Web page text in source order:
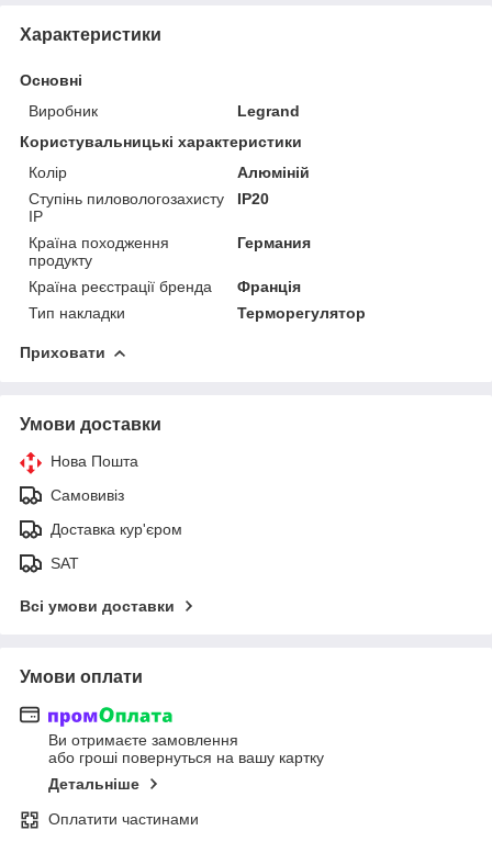
Характеристики
Основні
Виробник
Legrand
Користувальницькі характеристики
Колір
Алюміній
Ступінь пиловологозахисту
IP
IP20
Країна походження
продукту
Германия
Країна реєстрації бренда
Франція
Тип накладки
Терморегулятор
Приховати
Умови доставки
Нова Пошта
Самовивіз
Доставка кур'єром
SAT
Всі умови доставки
Умови оплати
Ви отримаєте замовлення
або гроші повернуться на вашу картку
Детальніше
Оплатити частинами